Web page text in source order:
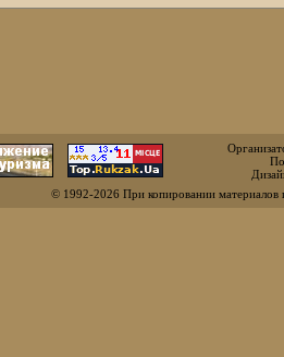
© 1992-2026 При копировании материалов